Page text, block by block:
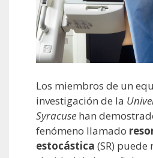
Los miembros de un
investigación de la
Syracuse han
fenómeno llamado
estocástica (SR)